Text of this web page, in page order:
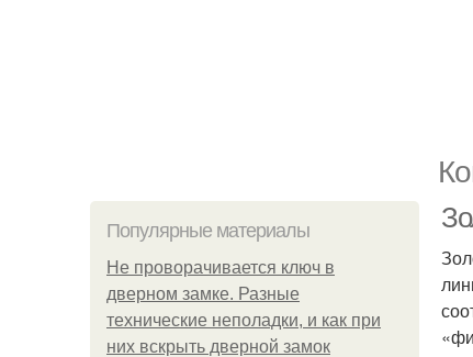
Популярные материалы
Не проворачивается ключ в
дверном замке. Разные
технические неполадки, и как при
них вскрыть дверной замок